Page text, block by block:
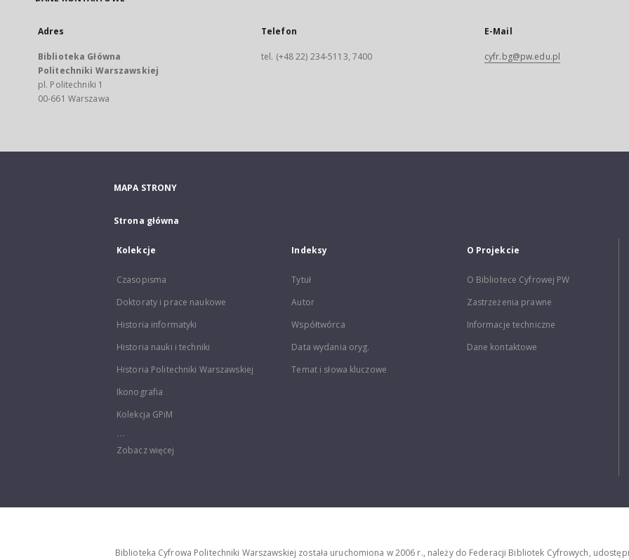
Adres
Biblioteka Główna
Politechniki Warszawskiej
pl. Politechniki 1
00-661 Warszawa
Telefon
tel. (+48 22) 234-5113, 7400
E-Mail
cyfr.bg@pw.edu.pl
MAPA STRONY
Strona główna
Kolekcje
Czasopisma
Doktoraty i prace naukowe
Historia informatyki
Historia nauki i techniki
Historia Politechniki Warszawskiej
Ikonografia
Kolekcja GPiM
...
Zobacz więcej
Indeksy
Tytuł
Autor
Współtwórca
Data wydania oryg.
Temat i słowa kluczowe
O Projekcie
O Bibliotece Cyfrowej PW
Zastrzeżenia prawne
Informacje techniczne
Dane kontaktowe
Biblioteka Cyfrowa Politechniki Warszawskiej została uruchomiona w 2006 r., należy do Federacji Bibliotek Cyfrowych,